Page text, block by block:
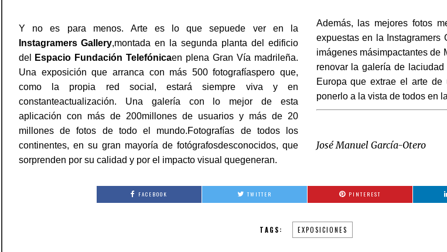
Y no es para menos. Arte es lo que sepuede ver en la
Instagramers Gallery,montada en la segunda planta del edificio
del
Espacio Fundación Telefónicaen plena Gran Vía madrileña.
Una exposición que arranca con más 500 fotografíaspero que,
como la propia red social, estará siempre viva y en
constanteactualización. Una galería con lo mejor de esta
aplicación con más de 200millones de usuarios y más de 20
millones de fotos de todo el mundo.Fotografías de todos los
continentes, en su gran mayoría de fotógrafosdesconocidos, que
sorprenden por su calidad y por el impacto visual quegeneran.
Además, las mejores fotos
expuestas en la
imágenes másimpactantes de
renovar la galería de
Europa que extrae el arte de
ponerlo a la vista de todos en
José Manuel García-Otero
FACEBOOK TWITTER PINTEREST
TAGS: EXPOSICIONES